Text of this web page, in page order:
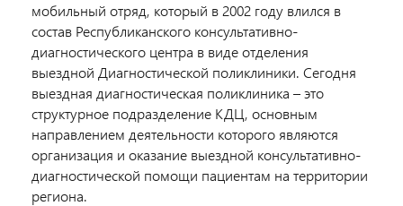
мобильный отряд, который в 2002 году влился в
состав Республиканского консультативно-
диагностического центра в виде отделения
выездной Диагностической поликлиники. Сегодня
выездная диагностическая поликлиника – это
структурное подразделение КДЦ, основным
направлением деятельности которого являются
организация и оказание выездной консультативно-
диагностической помощи пациентам на территории
региона.